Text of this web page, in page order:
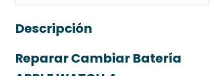
Descripción
Reparar Cambiar Batería